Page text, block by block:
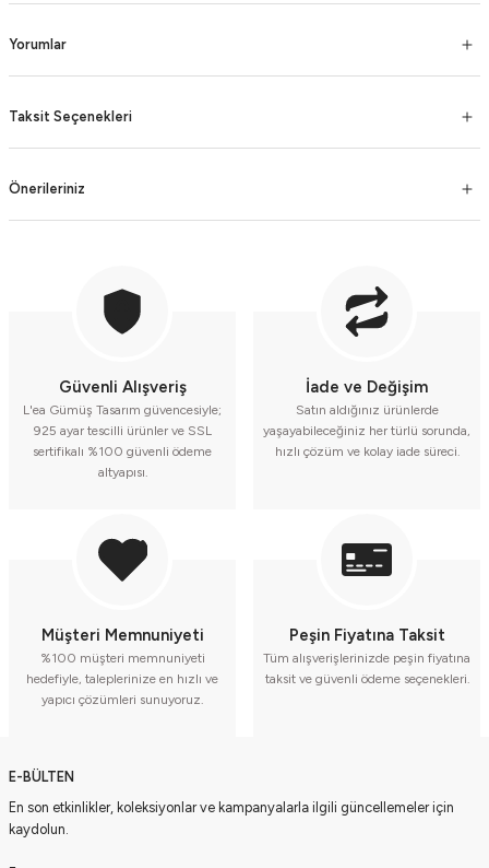
Yorumlar
Taksit Seçenekleri
Önerileriniz
Güvenli Alışveriş
L'ea Gümüş Tasarım güvencesiyle;
925 ayar tescilli ürünler ve SSL
sertifikalı %100 güvenli ödeme
altyapısı.
İade ve Değişim
Satın aldığınız ürünlerde
yaşayabileceğiniz her türlü sorunda,
hızlı çözüm ve kolay iade süreci.
Müşteri Memnuniyeti
%100 müşteri memnuniyeti
hedefiyle, taleplerinize en hızlı ve
yapıcı çözümleri sunuyoruz.
Peşin Fiyatına Taksit
Tüm alışverişlerinizde peşin fiyatına
taksit ve güvenli ödeme seçenekleri.
E-BÜLTEN
En son etkinlikler, koleksiyonlar ve kampanyalarla ilgili güncellemeler için
kaydolun.